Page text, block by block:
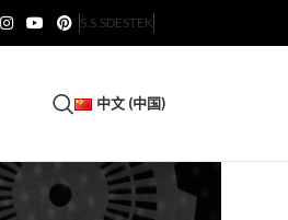
S.S.SDESTEK
中文 (中国)